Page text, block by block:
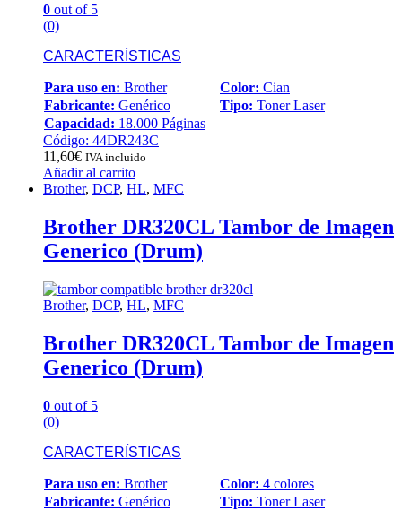
0 out of 5
(0)
CARACTERÍSTICAS
Para uso en: Brother Color: Cian
Fabricante: Genérico Tipo: Toner Laser
Capacidad: 18.000 Páginas
Código: 44DR243C
11,60€ IVA incluido
Añadir al carrito
Brother, DCP, HL, MFC
Brother DR320CL Tambor de Imagen
Generico (Drum)
Brother, DCP, HL, MFC
Brother DR320CL Tambor de Imagen
Generico (Drum)
0 out of 5
(0)
CARACTERÍSTICAS
Para uso en: Brother Color: 4 colores
Fabricante: Genérico Tipo: Toner Laser